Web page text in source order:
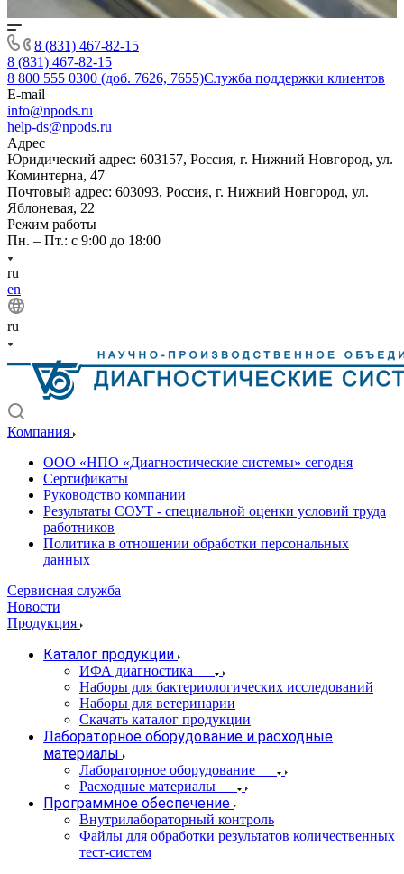
8 (831) 467-82-15
8 (831) 467-82-15
8 800 555 0300 (доб. 7626, 7655)Служба поддержки клиентов
E-mail
info@npods.ru
help-ds@npods.ru
Адрес
Юридический адрес: 603157, Россия, г. Нижний Новгород, ул.
Коминтерна, 47
Почтовый адрес: 603093, Россия, г. Нижний Новгород, ул.
Яблоневая, 22
Режим работы
Пн. – Пт.: с 9:00 до 18:00
ru
en
ru
Компания
ООО «НПО «Диагностические системы» сегодня
Сертификаты
Руководство компании
Результаты СОУТ - специальной оценки условий труда
работников
Политика в отношении обработки персональных
данных
Сервисная служба
Новости
Продукция
Каталог продукции
ИФА диагностика
Наборы для бактериологических исследований
Наборы для ветеринарии
Скачать каталог продукции
Лабораторное оборудование и расходные
материалы
Лабораторное оборудование
Расходные материалы
Программное обеспечение
Внутрилабораторный контроль
Файлы для обработки результатов количественных
тест-систем